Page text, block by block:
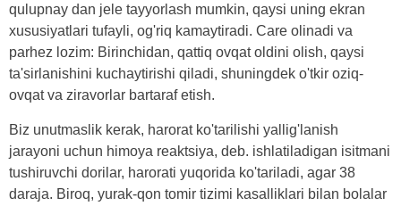
qulupnay dan jele tayyorlash mumkin, qaysi uning ekran
xususiyatlari tufayli, og'riq kamaytiradi. Care olinadi va
parhez lozim: Birinchidan, qattiq ovqat oldini olish, qaysi
ta'sirlanishini kuchaytirishi qiladi, shuningdek o'tkir oziq-
ovqat va ziravorlar bartaraf etish.
Biz unutmaslik kerak, harorat ko'tarilishi yallig'lanish
jarayoni uchun himoya reaktsiya, deb. ishlatiladigan isitmani
tushiruvchi dorilar, harorati yuqorida ko'tariladi, agar 38
daraja. Biroq, yurak-qon tomir tizimi kasalliklari bilan bolalar